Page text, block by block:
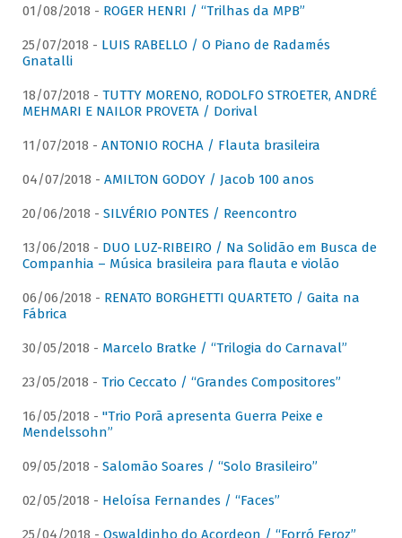
01/08/2018 - ROGER HENRI / “Trilhas da MPB”
25/07/2018 - LUIS RABELLO / O Piano de Radamés
Gnatalli
18/07/2018 - TUTTY MORENO, RODOLFO STROETER, ANDRÉ
MEHMARI E NAILOR PROVETA / Dorival
11/07/2018 - ANTONIO ROCHA / Flauta brasileira
04/07/2018 - AMILTON GODOY / Jacob 100 anos
20/06/2018 - SILVÉRIO PONTES / Reencontro
13/06/2018 - DUO LUZ-RIBEIRO / Na Solidão em Busca de
Companhia – Música brasileira para flauta e violão
06/06/2018 - RENATO BORGHETTI QUARTETO / Gaita na
Fábrica
30/05/2018 - Marcelo Bratke / “Trilogia do Carnaval”
23/05/2018 - Trio Ceccato / “Grandes Compositores”
16/05/2018 - "Trio Porã apresenta Guerra Peixe e
Mendelssohn”
09/05/2018 - Salomão Soares / “Solo Brasileiro”
02/05/2018 - Heloísa Fernandes / “Faces”